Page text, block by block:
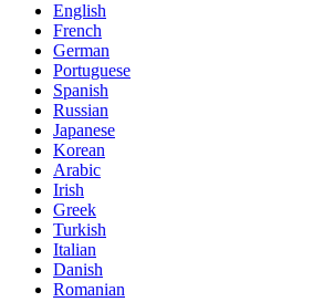
English
French
German
Portuguese
Spanish
Russian
Japanese
Korean
Arabic
Irish
Greek
Turkish
Italian
Danish
Romanian